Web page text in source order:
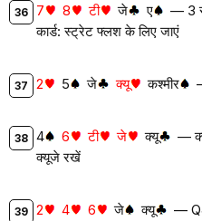
7 8 टी जे ए
— 3
कार्ड: स्ट्रेट फ्लश के लिए जाएं
2 5 जे क्यू कश्मीर
4 6 टी जे क्यू
—
क्यूजे रखें
2 4 6 जे क्यू
—